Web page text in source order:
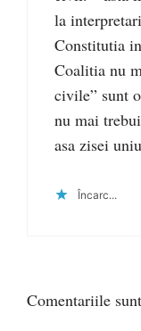
la
Constitutia
Coalitia nu
civile” sunt
nu mai
asa zisei
Încarc...
Comentariile